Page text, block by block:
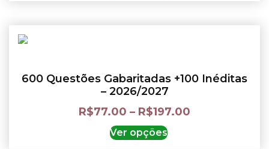
600 Questões Gabaritadas +100 Inéditas
– 2026/2027
R$77.00 – R$197.00
Ver opções